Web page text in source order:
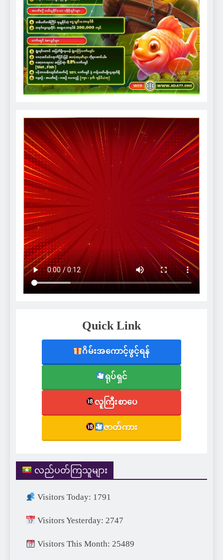
Quick Link
ဂိမ်းအကောင့်ဖွင့်ရန်
ရုပ်ရှင်
လူကြီးစာပေ
ဇာတ်ကား
လည်ပတ်ကြသူများ
Visitors Today: 1791
Visitors Yesterday: 2747
Visitors This Month: 25489